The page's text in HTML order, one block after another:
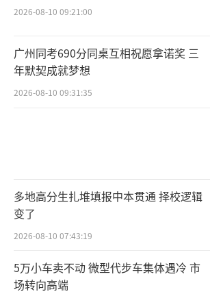
2026-08-10 09:21:00
广州同考690分同桌互相祝愿拿诺奖 三
年默契成就梦想
2026-08-10 09:31:35
多地高分生扎堆填报中本贯通 择校逻辑
变了
2026-08-10 07:43:19
5万小车卖不动 微型代步车集体遇冷 市
场转向高端